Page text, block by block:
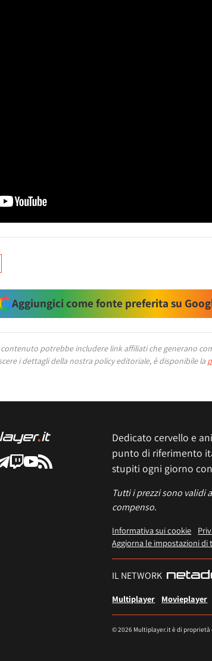
Aggiungici come fonte preferita su
potrebbe includere link affiliati che generano
i dettagli della nostra policy editoriale, è disponibile la
Dedicato cervello e
punto di riferimento
stupiti ogni giorno
Tutti i prezzi sono validi
compenso.
Informativa sui cookie
Aggiorna le impostazioni
IL NETWORK
Multiplayer Movieplayer
© 2026 Multiplayer.it è di proprietà